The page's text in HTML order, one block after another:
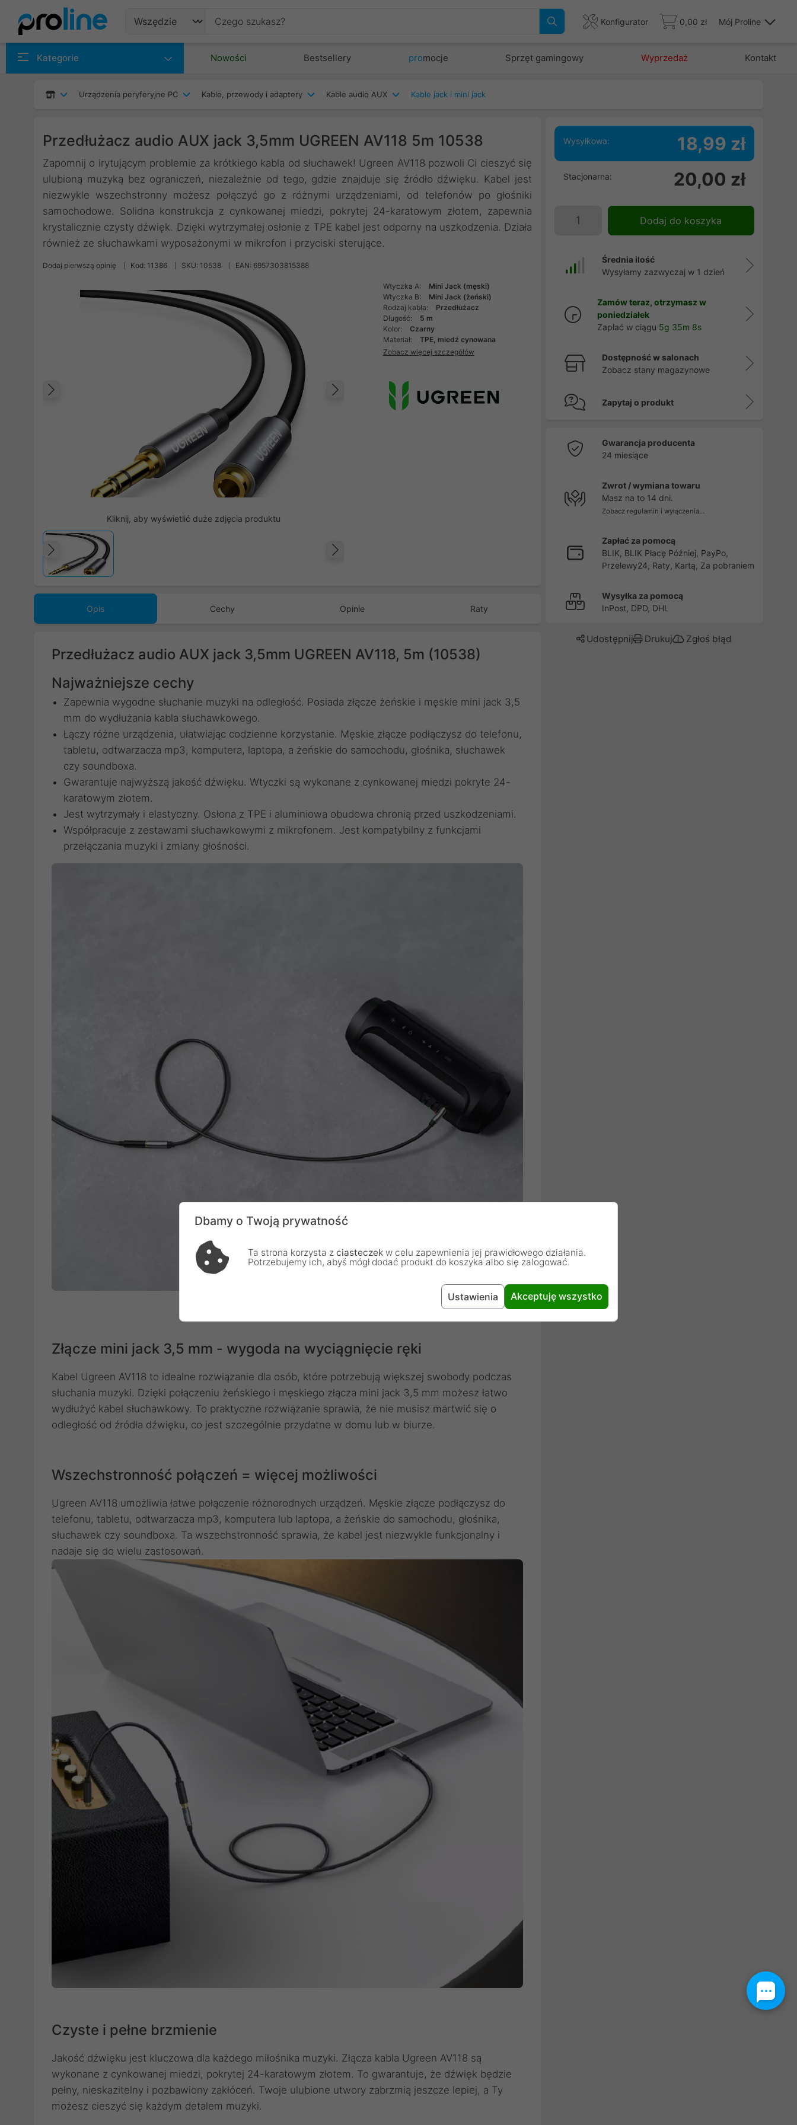
Konfigurator 0,00 zł Mój Proline
Kategorie Nowości Bestsellery promocje Sprzęt gamingowy Wyprzedaż Kontakt
Urządzenia peryferyjne PC Kable, przewody i adaptery Kable audio AUX Kable jack i mini jack
Przedłużacz audio AUX jack 3,5mm UGREEN AV118 5m 10538
Zapomnij o irytującym problemie za krótkiego kabla od słuchawek! Ugreen AV118 pozwoli Ci cieszyć się
ulubioną muzyką bez ograniczeń, niezależnie od tego, gdzie znajduje się źródło dźwięku. Kabel jest
niezwykle wszechstronny możesz połączyć go z różnymi urządzeniami, od telefonów po głośniki
samochodowe. Solidna konstrukcja z cynkowanej miedzi, pokrytej 24-karatowym złotem, zapewnia
krystalicznie czysty dźwięk. Dzięki wytrzymałej osłonie z TPE kabel jest odporny na uszkodzenia. Działa
również ze słuchawkami wyposażonymi w mikrofon i przyciski sterujące.
Dodaj pierwszą opinię Kod: 11386 SKU: 10538 EAN: 6957303815388
Następny
Kliknij, aby wyświetlić duże zdjęcia produktu
Poprzedni
Wtyczka A:
Mini Jack (męski)
Wtyczka B:
Mini Jack (żeński)
Rodzaj kabla:
Przedłużacz
Długość:
5 m
Kolor:
Czarny
Materiał:
TPE, miedź cynowana
Zobacz więcej szczegółów
Opis Cechy Opinie Raty
Przedłużacz audio AUX jack 3,5mm UGREEN AV118, 5m (10538)
Najważniejsze cechy
Zapewnia wygodne słuchanie muzyki na odległość. Posiada złącze żeńskie i męskie mini jack 3,5
mm do wydłużania kabla słuchawkowego.
Łączy różne urządzenia, ułatwiając codzienne korzystanie. Męskie złącze podłączysz do telefonu,
tabletu, odtwarzacza mp3, komputera, laptopa, a żeńskie do samochodu, głośnika, słuchawek
czy soundboxa.
Gwarantuje najwyższą jakość dźwięku. Wtyczki są wykonane z cynkowanej miedzi pokryte 24-
karatowym złotem.
Jest wytrzymały i elastyczny. Osłona z TPE i aluminiowa obudowa chronią przed uszkodzeniami.
Współpracuje z zestawami słuchawkowymi z mikrofonem. Jest kompatybilny z funkcjami
przełączania muzyki i zmiany głośności.
Złącze mini jack 3,5 mm - wygoda na wyciągnięcie ręki
Kabel Ugreen AV118 to idealne rozwiązanie dla osób, które potrzebują większej swobody podczas
słuchania muzyki. Dzięki połączeniu żeńskiego i męskiego złącza mini jack 3,5 mm możesz łatwo
wydłużyć kabel słuchawkowy. To praktyczne rozwiązanie sprawia, że nie musisz martwić się o
odległość od źródła dźwięku, co jest szczególnie przydatne w domu lub w biurze.
Wszechstronność połączeń = więcej możliwości
Ugreen AV118 umożliwia łatwe połączenie różnorodnych urządzeń. Męskie złącze podłączysz do
telefonu, tabletu, odtwarzacza mp3, komputera lub laptopa, a żeńskie do samochodu, głośnika,
słuchawek czy soundboxa. Ta wszechstronność sprawia, że kabel jest niezwykle funkcjonalny i
nadaje się do wielu zastosowań.
Czyste i pełne brzmienie
Jakość dźwięku jest kluczowa dla każdego miłośnika muzyki. Złącza kabla Ugreen AV118 są
wykonane z cynkowanej miedzi, pokrytej 24-karatowym złotem. To gwarantuje, że dźwięk będzie
pełny, nieskazitelny i pozbawiony zakłóceń. Twoje ulubione utwory zabrzmią jeszcze lepiej, a Ty
możesz cieszyć się każdym detalem muzyki.
Wysyłkowa: 18,99 zł
Stacjonarna: 20,00 zł
Dodaj do koszyka
Średnia ilość
Wysyłamy zazwyczaj w 1 dzień
Zamów teraz, otrzymasz w
poniedziałek
Zapłać w ciągu 5g 35m 6s
Dostępność w salonach
Zobacz stany magazynowe
Zapytaj o produkt
Gwarancja producenta
24 miesiące
Zwrot / wymiana towaru
Masz na to 14 dni.
Zobacz regulamin i wyłączenia...
Zapłać za pomocą
BLIK, BLIK Płacę Później, PayPo,
Przelewy24, Raty, Kartą, Za pobraniem
Wysyłka za pomocą
InPost, DPD, DHL
Udostępnij Drukuj Zgłoś błąd
Dbamy o Twoją prywatność
Ta strona korzysta z ciasteczek w celu zapewnienia jej prawidłowego działania.
Potrzebujemy ich, abyś mógł dodać produkt do koszyka albo się zalogować.
Ustawienia Akceptuję wszystko